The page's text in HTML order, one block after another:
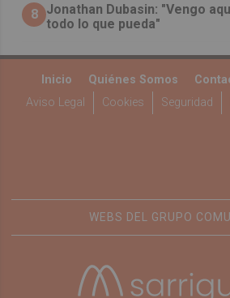
8 Jonathan Dubasin: "Vengo
todo lo que pueda"
Inicio Quiénes Somos
Aviso Legal
Cookies Seguridad
WEBS DEL GRUPO